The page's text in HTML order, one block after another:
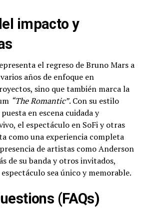
impacto y
el regreso de Bruno Mars a
años de enfoque en
sino que también marca la
“The Romantic”. Con su estilo
en escena cuidada y
el espectáculo en SoFi y otras
como una experiencia completa
de artistas como Anderson
de su banda y otros invitados,
sea único y memorable.
(FAQs)